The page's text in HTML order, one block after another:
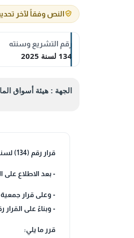
النص وفقاً لآخر تحديث في 05
رقم التشريع وسنته
134 لسنة 2025
الجهة : هيئة أسواق
قرار رقم (134) لسنة 2025 بشأن إلغاء ترخيص وتصفية صندوق كاب كورب المحلي
- بعد الاطلاع على القانون رقم (7) لسنة 2010 بشأن إنشاء هيئة أسواق المال
- وعلى قرار جمعية حملة وحدات
- وبناءً على القرار رقم (04) لسنة 2025 بشأن تعديل صلاحيات الاعتماد النهائي لإجراءات عمل قطاع الإشراف
قرر ما يلي: